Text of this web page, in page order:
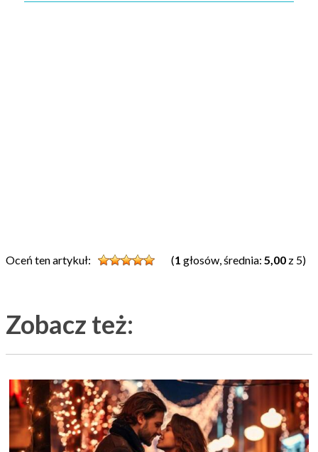
Oceń ten artykuł: (1 głosów, średnia: 5,00 z 5)
Zobacz też: